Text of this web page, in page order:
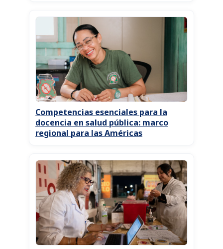
Competencias esenciales para la
docencia en salud pública: marco
regional para las Américas